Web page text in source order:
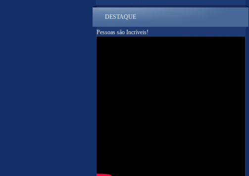
DESTAQUE
Pessoas são Incríveis!